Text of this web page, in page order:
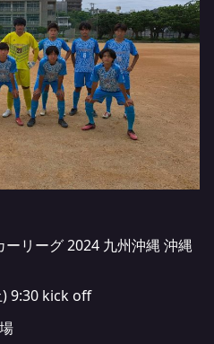
リーグ 2024 九州沖縄 沖縄
9:30 kick off